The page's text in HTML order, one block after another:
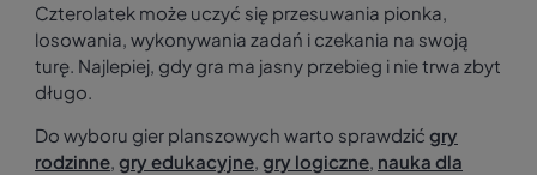
Czterolatek może uczyć się przesuwania pionka,
losowania, wykonywania zadań i czekania na swoją
turę. Najlepiej, gdy gra ma jasny przebieg i nie trwa zbyt
długo.
Do wyboru gier planszowych warto sprawdzić gry
rodzinne, gry edukacyjne, gry logiczne, nauka dla